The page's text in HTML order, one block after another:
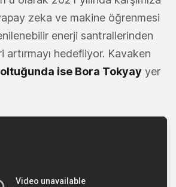
zeka ve makine öğrenmesi
enerji santrallerinden
artırmayı hedefliyor. Kavaken
ise Bora Tokyay yer